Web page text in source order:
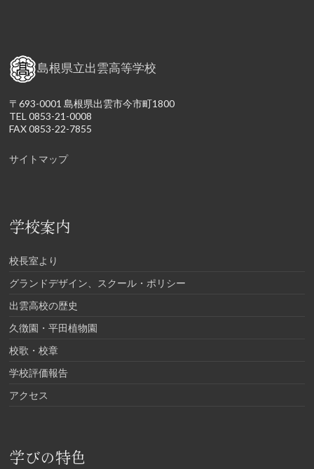
島根県立出雲高等学校
〒693-0001 島根県出雲市今市町1800
TEL 0853-21-0008
FAX 0853-22-7855
サイトマップ
学校案内
校長室より
グランドデザイン、スクール・ポリシー
出雲高校の歴史
久徴園・平田植物園
校歌・校章
学校評価報告
アクセス
学びの特色